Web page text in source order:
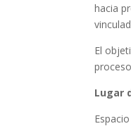
hacia
El
Lugar